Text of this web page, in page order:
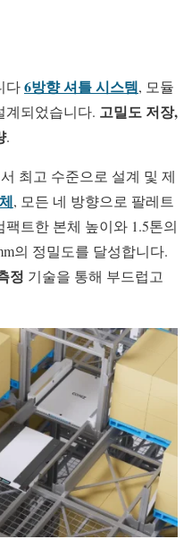
다6방향 셔틀 시스템, 모듈
계되었습니다. 고밀도 저장,
.
최고 수준으로 설계 및 제
, 모든 네 방향으로 팔레트
트한 본체 높이와 1.5톤의
의 정밀도를 달성합니다.
정 기술을 통해 부드럽고